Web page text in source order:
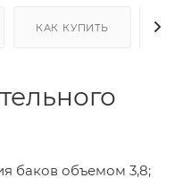
КАК КУПИТЬ
баков объемом 3,8;